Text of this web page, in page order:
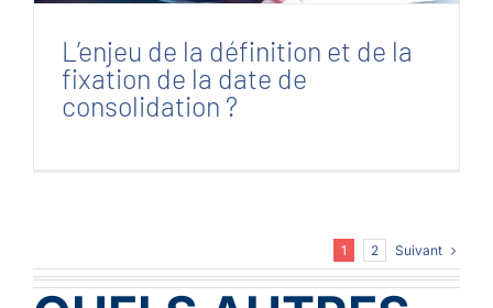
L’enjeu de la définition et de la
fixation de la date de
consolidation ?
1 2 Suivant